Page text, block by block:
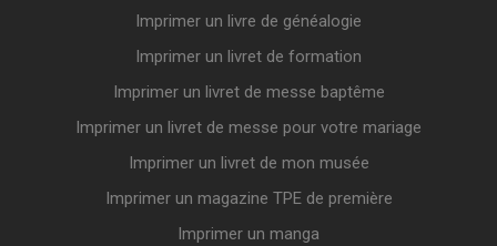
Imprimer un livre de généalogie
Imprimer un livret de formation
Imprimer un livret de messe baptême
Imprimer un livret de messe pour votre mariage
Imprimer un livret de mon musée
Imprimer un magazine TPE de première
Imprimer un manga